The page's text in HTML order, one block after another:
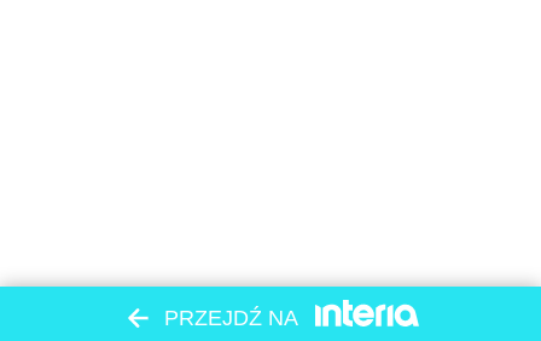
PRZEJDŹ NA